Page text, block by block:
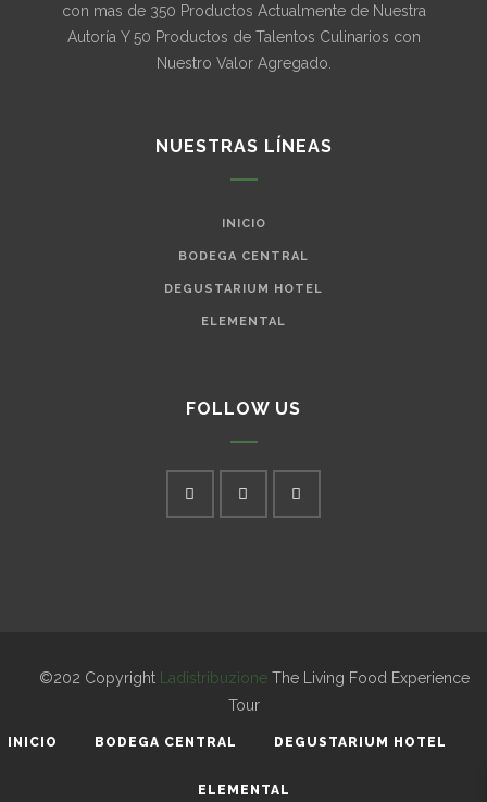
con mas de 350 Productos Actualmente de Nuestra
Autoría Y 50 Productos de Talentos Culinarios con
Nuestro Valor Agregado.
NUESTRAS LÍNEAS
INICIO
BODEGA CENTRAL
DEGUSTARIUM HOTEL
ELEMENTAL
FOLLOW US
©202 Copyright Ladistribuzione The Living Food Experience
Tour
INICIO BODEGA CENTRAL DEGUSTARIUM HOTEL
ELEMENTAL